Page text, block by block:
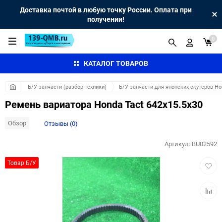
Доставка почтой в любую точку России. Оплата при
получении!
КАТАЛОГ ТОВАРОВ
0
Б/У запчасти (разбор техники) Б/У запчасти для японских скутеров
Ремень вариатора Honda Tact 642x15.5x30
Обзор Отзывы (0)
Товар Б/У
Артикул: BU02592